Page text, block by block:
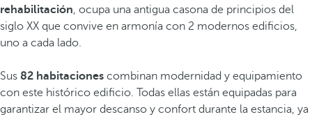
rehabilitación, ocupa una antigua casona de principios del
siglo XX que convive en armonía con 2 modernos edificios,
uno a cada lado.
Sus 82 habitaciones combinan modernidad y equipamiento
con este histórico edificio. Todas ellas están equipadas para
garantizar el mayor descanso y confort durante la estancia, ya